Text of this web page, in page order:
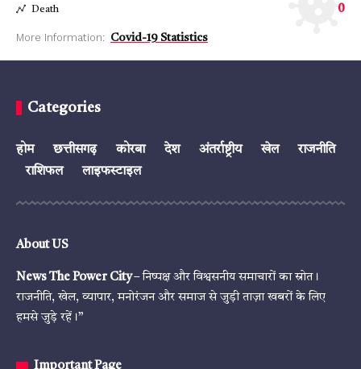
Death 0
More Information: Covid-19 Statistics
Categories
होम छत्तीसगढ़ कोरबा देश अंतर्राष्ट्रीय खेल
राजनीति
राशिफल
लाइफस्टाइल
About US
News The Power City– निष्पक्ष और विश्वसनीय समाचारों का स्रोत।
राजनीति, खेल, व्यापार, मनोरंजन और समाज से जुड़ी ताज़ा खबरों के लिए
हमसे जुड़े रहें।”
Important Page